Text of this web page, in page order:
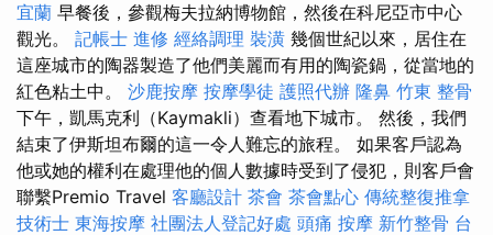
宜蘭 早餐後，參觀梅夫拉納博物館，然後在科尼亞市中心
觀光。 記帳士 進修 經絡調理 裝潢 幾個世紀以來，居住在
這座城市的陶器製造了他們美麗而有用的陶瓷鍋，從當地的
紅色粘土中。 沙鹿按摩 按摩學徒 護照代辦 隆鼻 竹東 整骨
下午，凱馬克利（Kaymakli）查看地下城市。 然後，我們
結束了伊斯坦布爾的這一令人難忘的旅程。 如果客戶認為
他或她的權利在處理他的個人數據時受到了侵犯，則客戶會
聯繫Premio Travel 客廳設計 茶會 茶會點心 傳統整復推拿
技術士 東海按摩 社團法人登記好處 頭痛 按摩 新竹整骨 台